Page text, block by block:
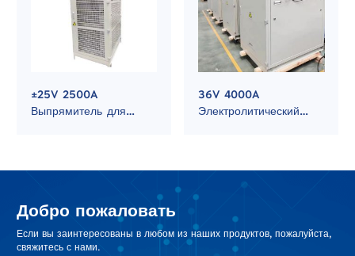
±25V 2500A
Выпрямитель для
36V 4000A
Электролитический
Добро пожаловать
Если вы заинтересованы в любом из наших продуктов, пожалуйста,
свяжитесь с нами.